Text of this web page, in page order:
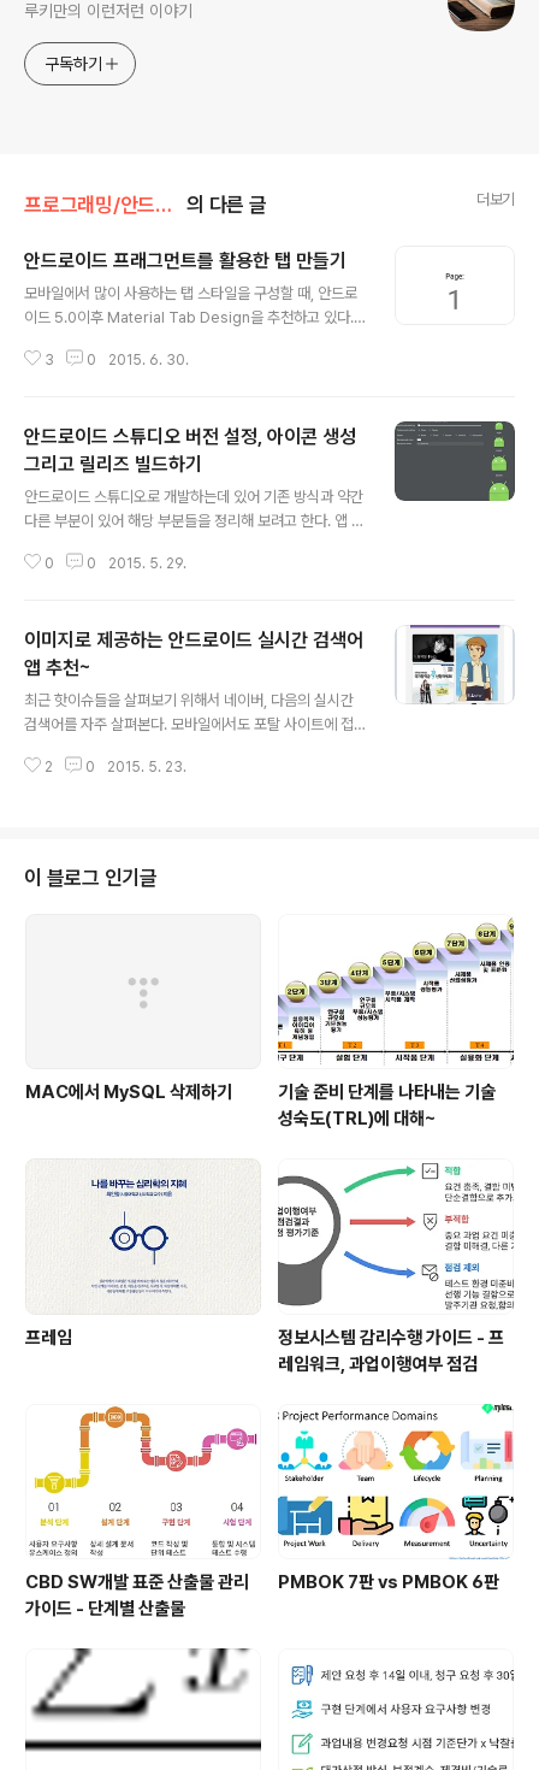
루키만의 이런저런 이야기
구독하기
프로그래밍/안드로이드 의 다른 글 더보기
안드로이드 프래그먼트를 활용한 탭 만들기
모바일에서 많이 사용하는 탭 스타일을 구성할 때, 안드로
이드 5.0이후 Material Tab Design을 추천하고 있다.
된 UI/UX를 제공하는 것을 말한다. 다시 말해 UI/UX의 일
를 활용하여 탭 사이를 빠르게 이동하고, 좌우로 스와이프
(Swipe)하는 기능을 제공하고 있다. 안드로이도 예제인 S
lidingTabsBasic과 SlidingTabsColors를 다운 받아
서 살펴보면 이해할 수 있을 것이다. 안드로이드 탭 스타일
SlidingTabsBasic을 기반으로 안드로이드 탭 구성을 살
펴보도록 하자. 기본적으로..
3 0 2015. 6. 30.
안드로이드 스튜디오 버전 설정, 아이콘 생성
그리고 릴리즈 빌드하기
안드로이드 스튜디오로 개발하는데 있어 기존 방식과 약간
다른 부분이 있어 해당 부분들을 정리해 보려고 한다. 앱 버
manifest.xml 파일에 versionCode와 versionNam
targetSdkVersion을 지정했다. 그러나 안드로이드 스튜
디오에서 생성한 프로젝트는 아무리 manifest.xml을 수
정해도 적용되지 않는다. 그 이유는 바로 Gradle Script
가 우선 적용되기 때문이다. 위 그림에서 build.gradle이
있는 스크립트가 있다. 바로 이..
0 0 2015. 5. 29.
이미지로 제공하는 안드로이드 실시간 검색어
앱 추천~
최근 핫이슈들을 살펴보기 위해서 네이버, 다음의 실시간
검색어를 자주 살펴본다. 모바일에서도 포탈 사이트에 접
부분 텍스트 위주의 순위라 결국 다시 포털 사이트에 접속
만들어봤다. 실시간 검색어와 이미지는 매 1분마다 업데이
트하도록 구성했다. 네이버와 다음의 실시간 검색어를 아
https://play.google.com/store/apps/details?id=
2 0 2015. 5. 23.
이 블로그 인기글
MAC에서 MySQL 삭제하기
기술 준비 단계를 나타내는 기술
성숙도(TRL)에 대해~
프레임
정보시스템 감리수행 가이드 - 프
레임워크, 과업이행여부 점검
CBD SW개발 표준 산출물 관리
가이드 - 단계별 산출물
PMBOK 7판 vs PMBOK 6판